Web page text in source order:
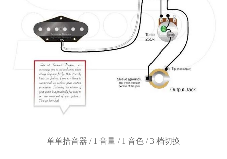
单单拾音器 / 1 音量 / 1 音色 / 3 档切换